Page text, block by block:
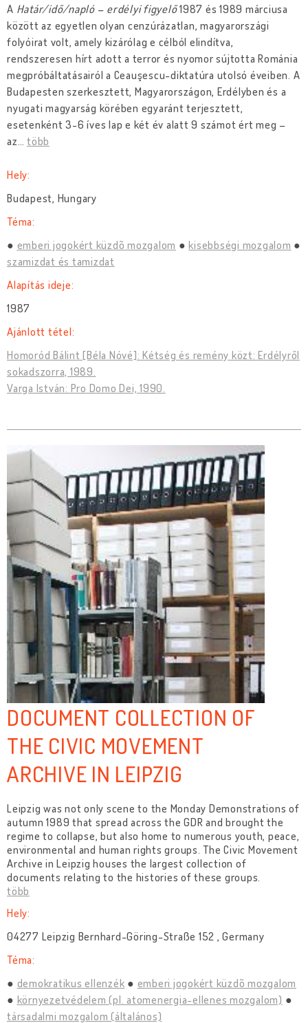
A Határ/idő/napló – erdélyi figyelő1987 és 1989 márciusa
között az egyetlen olyan cenzúrázatlan, magyarországi
folyóirat volt, amely kizárólag e célból elindítva,
rendszeresen hírt adott a terror és nyomor sújtotta Románia
megpróbáltatásairól a Ceauşescu-diktatúra utolsó éveiben. A
Budapesten szerkesztett, Magyarországon, Erdélyben és a
nyugati magyarság körében egyaránt terjesztett,
esetenként 3-6 íves lap e két év alatt 9 számot ért meg –
az… több
Hely:
Budapest, Hungary
Téma:
emberi jogokért küzdõ mozgalom
kisebbségi mozgalom
szamizdat és tamizdat
Alapítás ideje:
1987
Ajánlott tétel:
Homoród Bálint [Béla Nóvé]: Kétség és remény közt: Erdélyről
sokadszorra, 1989.
Varga István: Pro Domo Dei, 1990.
DOCUMENT COLLECTION OF
THE CIVIC MOVEMENT
ARCHIVE IN LEIPZIG
Leipzig was not only scene to the Monday Demonstrations of
autumn 1989 that spread across the GDR and brought the
regime to collapse, but also home to numerous youth, peace,
environmental and human rights groups. The Civic Movement
Archive in Leipzig houses the largest collection of
documents relating to the histories of these groups.
több
Hely:
04277 Leipzig Bernhard-Göring-Straße 152 , Germany
Téma:
demokratikus ellenzék
emberi jogokért küzdõ mozgalom
környezetvédelem (pl. atomenergia-ellenes mozgalom)
társadalmi mozgalom (általános)